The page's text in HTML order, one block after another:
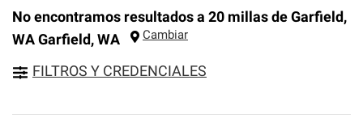
No encontramos resultados a 20 millas de Garfield,
WA Garfield, WA Cambiar
FILTROS Y CREDENCIALES